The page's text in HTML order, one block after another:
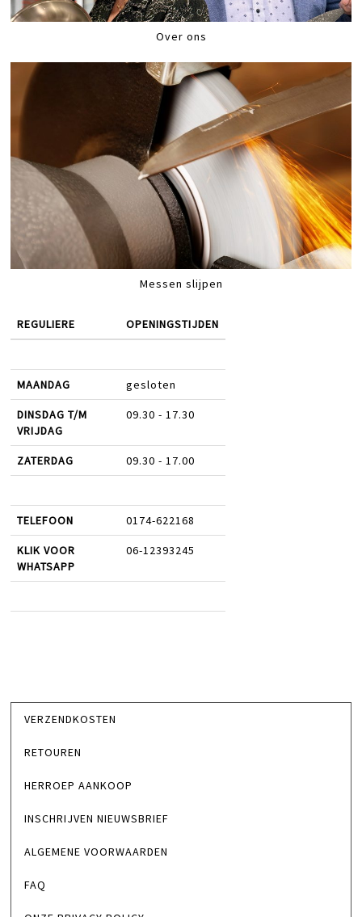
Over ons
Messen slijpen
REGULIERE OPENINGSTIJDEN
MAANDAG gesloten
DINSDAG T/M
VRIJDAG
09.30 - 17.30
ZATERDAG 09.30 - 17.00
TELEFOON 0174-622168
KLIK VOOR
WHATSAPP
06-12393245
VERZENDKOSTEN
RETOUREN
HERROEP AANKOOP
INSCHRIJVEN NIEUWSBRIEF
ALGEMENE VOORWAARDEN
FAQ